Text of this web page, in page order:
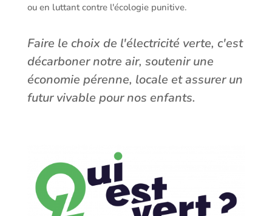
ou en luttant contre l'écologie punitive.
Faire le choix de l'électricité verte, c'est
décarboner notre air, soutenir une
économie pérenne, locale et assurer un
futur vivable pour nos enfants.